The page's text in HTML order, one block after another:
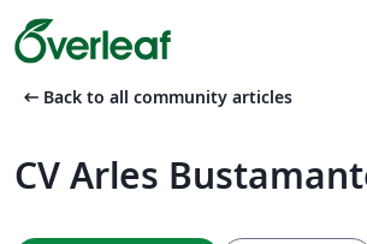
arrow_left_alt Back to all community articles
CV Arles